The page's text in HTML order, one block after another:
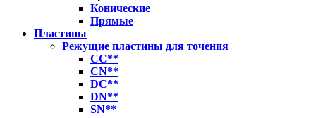
Конические
Прямые
Пластины
Режущие пластины для точения
CC**
CN**
DC**
DN**
SN**